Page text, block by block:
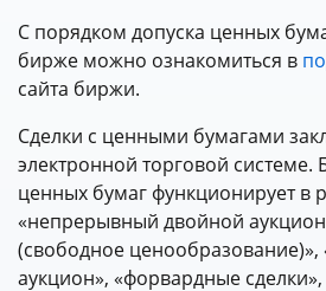
С порядком допуска ценных
бирже можно ознакомиться в
сайта биржи.
Сделки с ценными бумагами
электронной торговой
ценных бумаг функционирует в
«непрерывный двойной
(свободное ценообразование)»,
аукцион», «форвардные